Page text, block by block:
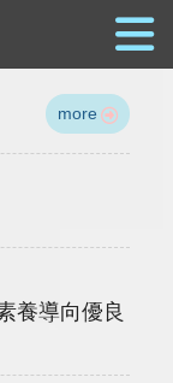
more
養導向優良